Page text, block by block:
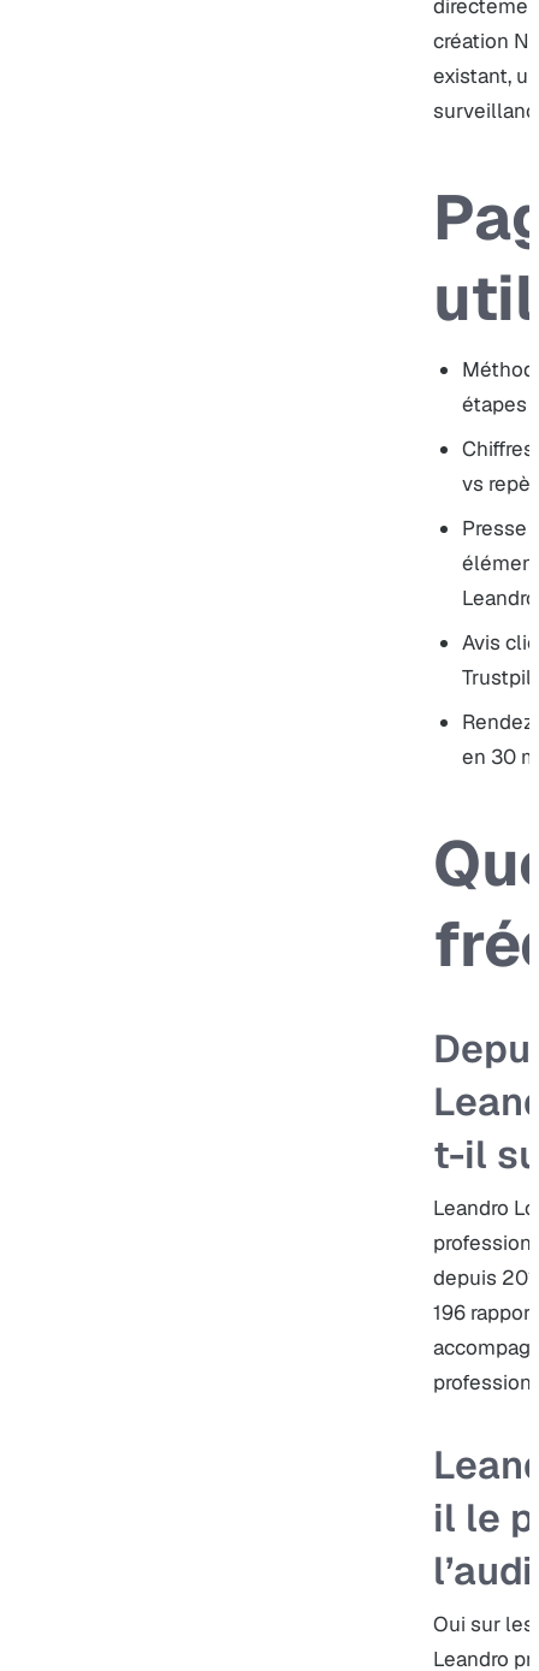
création
existant,
étapes
vs
Presse
Avis
en 30
t-il
Leandro
depuis
196
il le
Oui sur
Leandro